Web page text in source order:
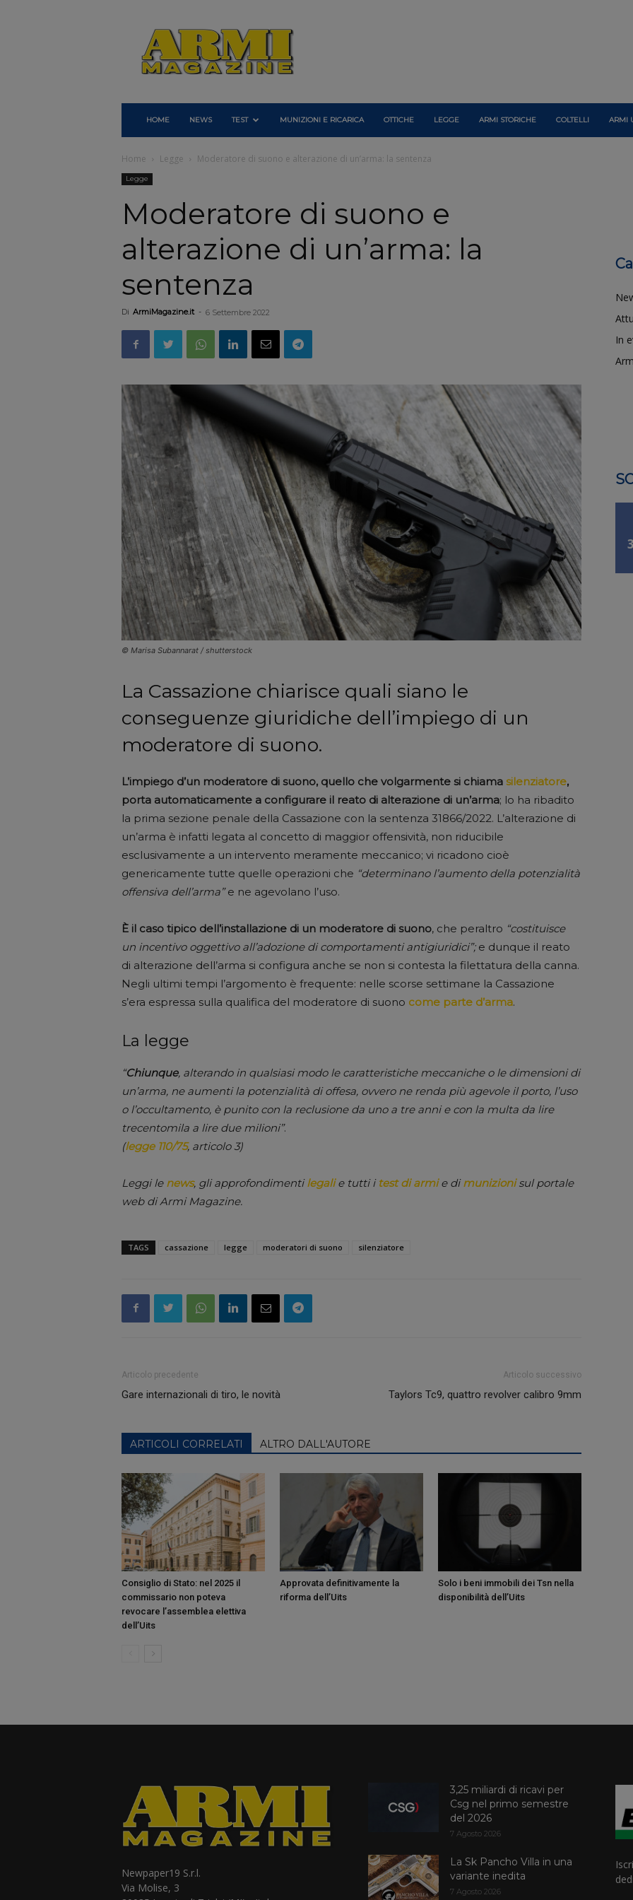
Armi
Magazine
HOME NEWS TEST MUNIZIONI E RICARICA OTTICHE LEGGE ARMI STORICHE COLTELLI ARMI
Home Legge Moderatore di suono e alterazione di un’arma: la sentenza
Legge
Moderatore di suono e
alterazione di un’arma: la
sentenza
Di ArmiMagazine.it - 6 Settembre 2022
© Marisa Subannarat / shutterstock
La Cassazione chiarisce quali siano le
conseguenze giuridiche dell’impiego di un
moderatore di suono.
L’impiego d’un moderatore di suono, quello che volgarmente si chiama silenziatore,
porta automaticamente a configurare il reato di alterazione di un’arma; lo ha ribadito
la prima sezione penale della Cassazione con la sentenza 31866/2022. L’alterazione di
un’arma è infatti legata al concetto di maggior offensività, non riducibile
esclusivamente a un intervento meramente meccanico; vi ricadono cioè
genericamente tutte quelle operazioni che “determinano l’aumento della potenzialità
offensiva dell’arma”e ne agevolano l’uso.
È il caso tipico dell’installazione di un moderatore di suono, che peraltro “costituisce
un incentivo oggettivo all’adozione di comportamenti antigiuridici”; e dunque il reato
di alterazione dell’arma si configura anche se non si contesta la filettatura della canna.
Negli ultimi tempi l’argomento è frequente: nelle scorse settimane la Cassazione
s’era espressa sulla qualifica del moderatore di suono come parte d’arma.
La legge
“Chiunque, alterando in qualsiasi modo le caratteristiche meccaniche o le dimensioni di
un’arma, ne aumenti la potenzialità di offesa, ovvero ne renda più agevole il porto, l’uso
o l’occultamento, è punito con la reclusione da uno a tre anni e con la multa da lire
trecentomila a lire due milioni”.
(legge 110/75, articolo 3)
Leggi le news, gli approfondimentilegalie tutti i test di armie dimunizionisul portale
web di Armi Magazine.
TAGS cassazione legge moderatori di suono silenziatore
Articolo precedente
Gare internazionali di tiro, le novità
Articolo successivo
Taylors Tc9, quattro revolver calibro 9mm
ARTICOLI CORRELATI ALTRO DALL'AUTORE
Consiglio di Stato: nel 2025 il
commissario non poteva
revocare l’assemblea elettiva
dell’Uits
Approvata definitivamente la
riforma dell’Uits
Solo i beni immobili dei Tsn nella
disponibilità dell’Uits
In
Newpaper19 S.r.l.
Via Molise, 3
3,25 miliardi di ricavi per
Csg nel primo semestre
del 2026
7 Agosto 2026
La Sk Pancho Villa in una
variante inedita
7 Agosto 2026